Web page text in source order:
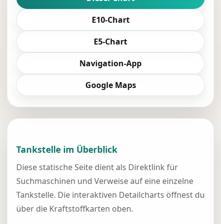
E10-Chart
E5-Chart
Navigation-App
Google Maps
Tankstelle im Überblick
Diese statische Seite dient als Direktlink für
Suchmaschinen und Verweise auf eine einzelne
Tankstelle. Die interaktiven Detailcharts öffnest du
über die Kraftstoffkarten oben.